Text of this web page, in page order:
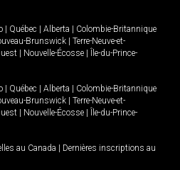
Québec Alberta
Colombie-Britannique
Brunswick
Terre-Neuve-et-
Nouvelle-Écosse
Île-du-Prince-
Québec Alberta
Colombie-Britannique
Brunswick
Terre-Neuve-et-
Nouvelle-Écosse
Île-du-Prince-
au Canada
Dernières inscriptions au